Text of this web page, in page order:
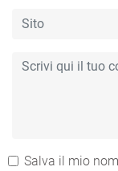
Salva il mio